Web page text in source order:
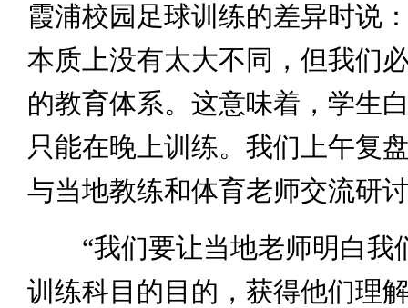
霞浦校园足球训练的差异时说
本质上没有太大不同，但我们
的教育体系。这意味着，学生
只能在晚上训练。我们上午复
与当地教练和体育老师交流研
“我们要让当地老师明白我
训练科目的目的，获得他们理